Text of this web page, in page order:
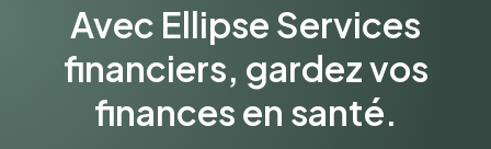
Avec Ellipse Services
financiers, gardez vos
finances en santé.